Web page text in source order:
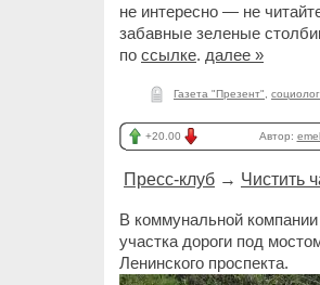
не интересно — не
забавные зеленые
по ссылке. далее »
Газета "Презент"
+20.00 Автор:
Пресс-клуб → Чистить
В коммунальной
участка дороги под
Ленинского проспекта.